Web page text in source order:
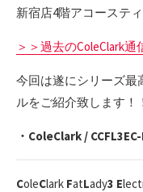
新宿店4階アコーステ
＞＞過去のColeClark
今回は遂にシリーズ最
ルをご紹介致します！
・ColeClark /
ColeClark FatLady3 E